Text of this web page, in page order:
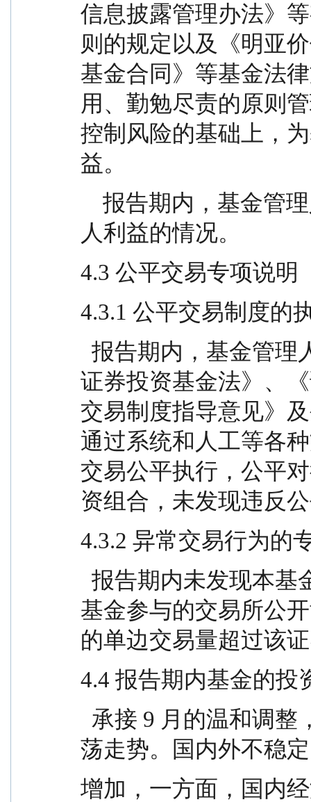
信息披露管理办法》
则的规定以及《明亚
基金合同》等基金法
用、勤勉尽责的原则
控制风险的基础上，
益。
人利益的情况。
4.3 公平交易专项说明
4.3.1 公平交易制度的
证券投资基金法》、
交易制度指导意见》
通过系统和人工等各
交易公平执行，公平
资组合，未发现违反
4.3.2 异常交易行为的
基金参与的交易所公
的单边交易量超过该
4.4 报告期内基金的投
荡走势。国内外不稳
增加，一方面，国内